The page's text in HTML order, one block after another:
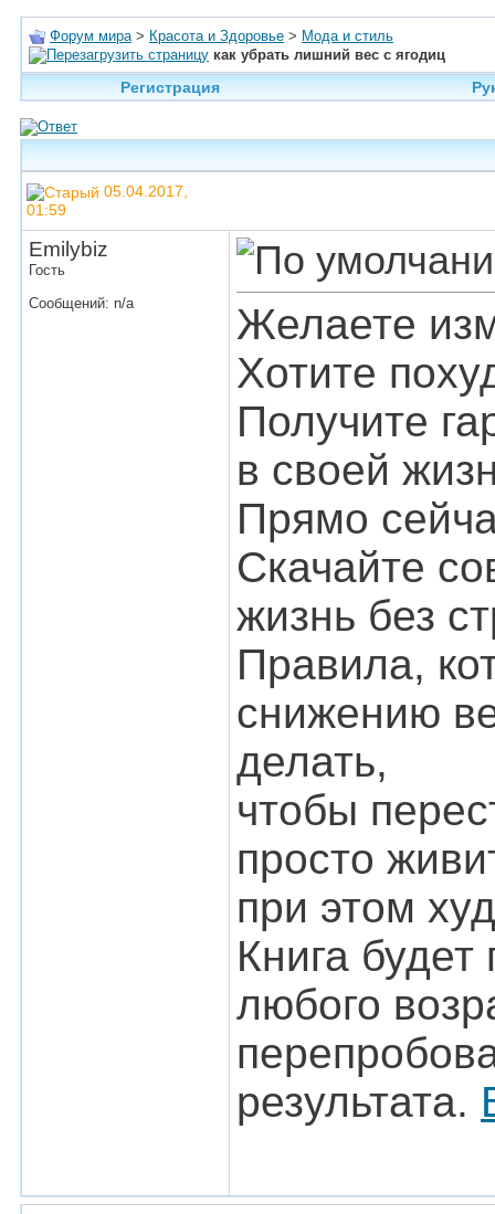
Форум мира > Красота и Здоровье > Мода и стиль
как убрать лишний вес с ягодиц
Регистрация
05.04.2017,
01:59
Emilybiz
Гость
Сообщений: n/a
Желаете
Хотите
Получите
в своей
Прямо
Скачайте
жизнь без
Правила,
снижению
делать,
чтобы
просто
при этом
Книга
любого
результата.